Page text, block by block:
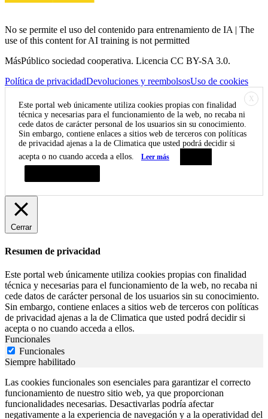
No se permite el uso del contenido para entrenamiento de IA | The
use of this content for AI training is not permitted
MásPúblico sociedad cooperativa. Licencia CC BY-SA 3.0.
Política de privacidadDevoluciones y reembolsosUso de cookies
X
Este portal web únicamente utiliza cookies propias con finalidad
técnica y necesarias para el funcionamiento de la web, no recaba ni
cede datos de carácter personal de los usuarios sin su conocimiento.
Sin embargo, contiene enlaces a sitios web de terceros con políticas
de privacidad ajenas a la de Climatica que usted podrá decidir si
acepta o no cuando acceda a ellos.
Leer más
Cerrar
Resumen de privacidad
Este portal web únicamente utiliza cookies propias con finalidad
técnica y necesarias para el funcionamiento de la web, no recaba ni
cede datos de carácter personal de los usuarios sin su conocimiento.
Sin embargo, contiene enlaces a sitios web de terceros con políticas
de privacidad ajenas a la de Climatica que usted podrá decidir si
acepta o no cuando acceda a ellos.
Funcionales
Funcionales
Siempre habilitado
Las cookies funcionales son esenciales para garantizar el correcto
funcionamiento de nuestro sitio web, ya que proporcionan
funcionalidades necesarias. Desactivarlas podría afectar
negativamente a la experiencia de navegación y a la operatividad del